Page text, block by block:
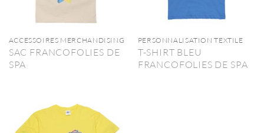
ACCESSOIRES MERCHANDISING
SAC FRANCOFOLIES DE
SPA
PERSONNALISATION TEXTILE
T-SHIRT BLEU
FRANCOFOLIES DE SPA